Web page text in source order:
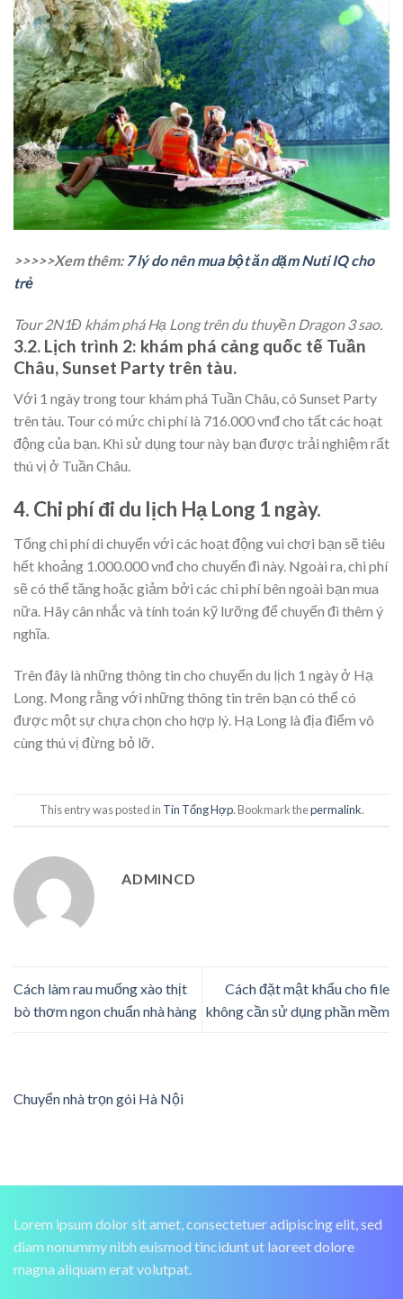
>>>>>Xem thêm: 7 lý do nên mua bột ăn dặm Nuti IQ cho
trẻ
Tour 2N1Đ khám phá Hạ Long trên du thuyền Dragon 3 sao.
3.2. Lịch trình 2: khám phá cảng quốc tế Tuần
Châu, Sunset Party trên tàu.
Với 1 ngày trong tour khám phá Tuần Châu, có Sunset Party
trên tàu. Tour có mức chi phí là 716.000 vnđ cho tất các hoạt
động của bạn. Khi sử dụng tour này bạn được trải nghiệm rất
thú vị ở Tuần Châu.
4. Chi phí đi du lịch Hạ Long 1 ngày.
Tổng chi phí di chuyển với các hoạt động vui chơi bạn sẽ tiêu
hết khoảng 1.000.000 vnđ cho chuyến đi này. Ngoài ra, chi phí
sẽ có thể tăng hoặc giảm bởi các chi phí bên ngoài bạn mua
nữa. Hãy cân nhắc và tính toán kỹ lưỡng để chuyến đi thêm ý
nghĩa.
Trên đây là những thông tin cho chuyến du lịch 1 ngày ở Hạ
Long. Mong rằng với những thông tin trên bạn có thể có
được một sự chựa chọn cho hợp lý. Hạ Long là địa điểm vô
cùng thú vị đừng bỏ lỡ.
This entry was posted in Tin Tổng Hợp. Bookmark thepermalink.
ADMINCD
Cách làm rau muống xào thịt
bò thơm ngon chuẩn nhà hàng
Cách đặt mật khẩu cho file
không cần sử dụng phần mềm
Chuyển nhà trọn gói Hà Nội
Lorem ipsum dolor sit amet, consectetuer adipiscing elit, sed
diam nonummy nibh euismod tincidunt ut laoreet dolore
magna aliquam erat volutpat.